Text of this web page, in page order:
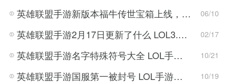
英雄联盟手游新版本福牛传世宝箱上线，寡妇大削弱，将跌落神坛？ 06/10
英雄联盟手游2月17日更新了什么 LOL3.0版本更新内容一览 02/17
英雄联盟手游名字特殊符号大全 LOL手游那些特殊符号可以用在名称中 10/21
英雄联盟手游国服第一被封号 LOL手游国服第一封号怎么回事 10/19